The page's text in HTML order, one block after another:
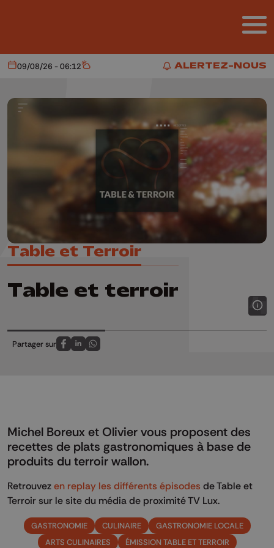
ALERTEZ-NOUS
ALERTEZ-NOUS
Aujourd'hui
09/08/26 - 06:12 Météo
Table et Terroir
Table et terroir
Partager sur
Partagez sur FaceBook
Partagez sur LinkedIn
Partagez sur Whatsapp
Michel Boreux et Olivier vous proposent des
recettes de plats gastronomiques à base de
produits du terroir wallon.
Retrouvez en replay les différents épisodes de Table et
Terroir sur le site du média de proximité TV Lux.
GASTRONOMIE CULINAIRE
GASTRONOMIE LOCALE
ARTS CULINAIRES
ÉMISSION TABLE ET TERROIR